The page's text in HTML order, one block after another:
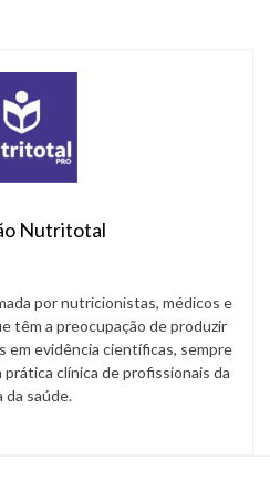
Nutritotal
por nutricionistas, médicos e
têm a preocupação de produzir
em evidência científicas, sempre
clínica de profissionais da
da saúde.